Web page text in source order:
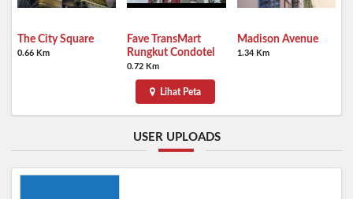
The City Square
0.66 Km
Fave TransMart
Rungkut Condotel
0.72 Km
Madison Avenue
1.34 Km
Lihat Peta
USER UPLOADS